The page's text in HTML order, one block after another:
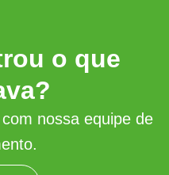
o que
nossa equipe de